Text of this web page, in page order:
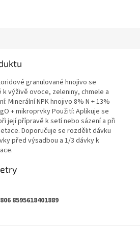
granulované hnojivo se
výživě ovoce, zeleniny, chmele a
Minerální NPK hnojivo 8% N + 13%
+ mikroprvky Použití: Aplikuje se
její přípravě k setí nebo sázení a při
Doporučuje se rozdělit dávku
před výsadbou a 1/3 dávky k
8595618401889